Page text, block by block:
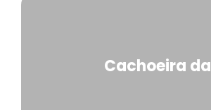
Cachoeira da